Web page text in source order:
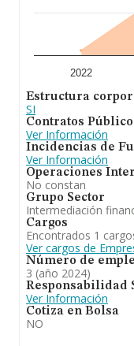
2022
Estructura
SI
Contratos
Ver Información
Incidencias de
Ver Información
Operaciones
No constan
Grupo Sector
Intermediación
Cargos
Encontrados 1
Ver cargos de
Número de
3 (año 2024)
Responsabilidad
Ver Información
Cotiza en Bolsa
NO